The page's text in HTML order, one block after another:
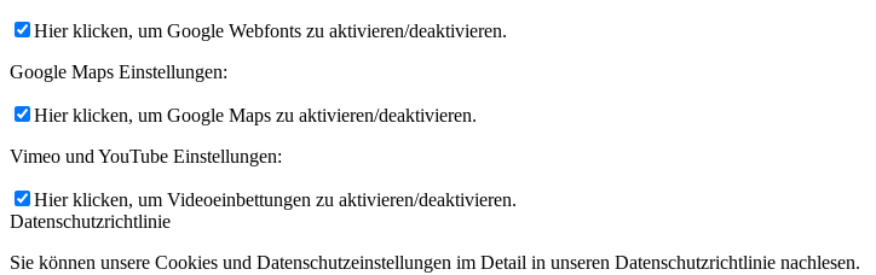
Hier klicken, um Google Webfonts zu aktivieren/deaktivieren.
Google Maps Einstellungen:
Hier klicken, um Google Maps zu aktivieren/deaktivieren.
Vimeo und YouTube Einstellungen:
Hier klicken, um Videoeinbettungen zu aktivieren/deaktivieren.
Datenschutzrichtlinie
Sie können unsere Cookies und Datenschutzeinstellungen im Detail in unseren Datenschutzrichtlinie nachlesen.